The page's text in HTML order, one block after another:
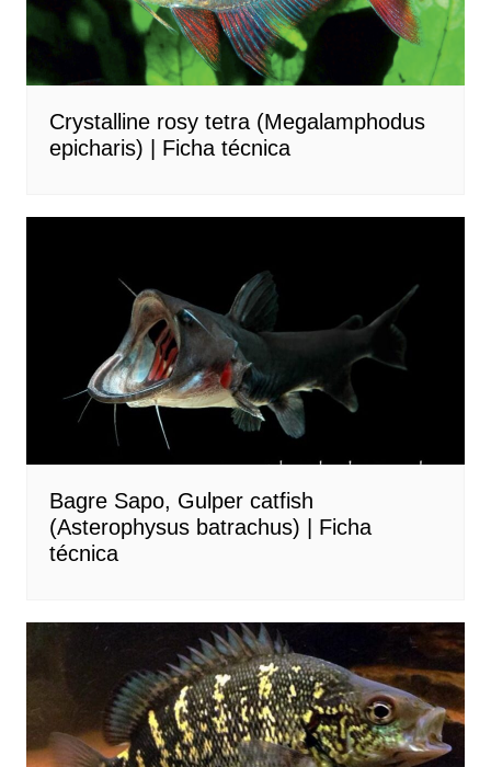
Crystalline rosy tetra (Megalamphodus
epicharis) | Ficha técnica
Bagre Sapo, Gulper catfish
(Asterophysus batrachus) | Ficha
técnica